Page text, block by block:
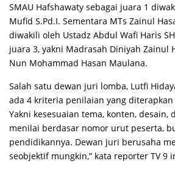
SMAU Hafshawaty sebagai juara 1
Mufid S.Pd.I. Sementara MTs Zainul
diwakili oleh Ustadz Abdul Wafi Haris
juara 3, yakni Madrasah Diniyah Zainul
Nun Mohammad Hasan Maulana.
Salah satu dewan juri lomba, Lutfi
ada 4 kriteria penilaian yang
Yakni kesesuaian tema, konten, desain,
menilai berdasar nomor urut peserta,
pendidikannya. Dewan juri berusaha
seobjektif mungkin,” kata reporter TV 9